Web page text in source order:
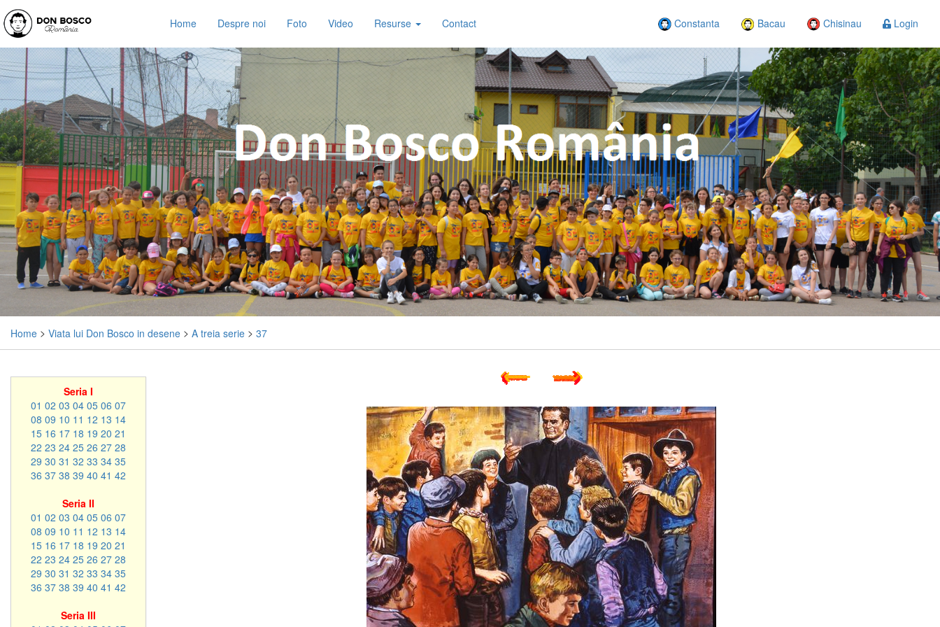
Home Despre noi Foto Video Resurse Contact Constanta Bacau Chisinau Login
Home > Viata lui Don Bosco in desene > A treia serie > 37
Seria I
01 02 03 04 05 06 07
08 09 10 11 12 13 14
15 16 17 18 19 20 21
22 23 24 25 26 27 28
29 30 31 32 33 34 35
36 37 38 39 40 41 42
Seria II
01 02 03 04 05 06 07
08 09 10 11 12 13 14
15 16 17 18 19 20 21
22 23 24 25 26 27 28
29 30 31 32 33 34 35
36 37 38 39 40 41 42
Seria III